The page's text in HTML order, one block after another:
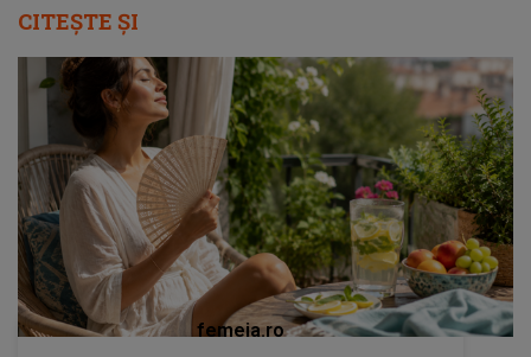
CITEȘTE ȘI
femeia.ro